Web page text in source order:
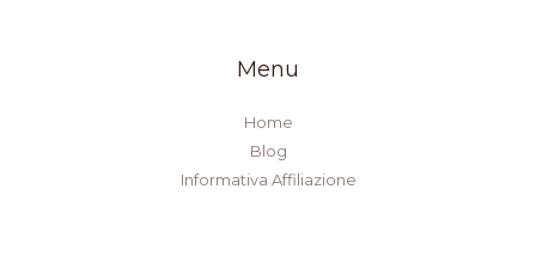
Menu
Home
Blog
Informativa Affiliazione